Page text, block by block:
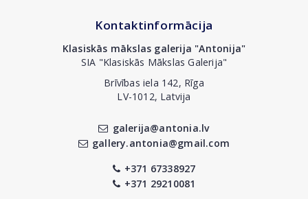
Kontaktinformācija
Klasiskās mākslas galerija "Antonija"
SIA "Klasiskās Mākslas Galerija"
Brīvības iela 142, Rīga
LV-1012, Latvija
galerija@antonia.lv
gallery.antonia@gmail.com
+371 67338927
+371 29210081